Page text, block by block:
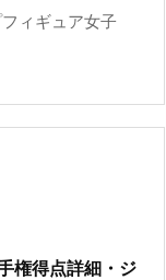
ィギュア女子
権得点詳細・ジ